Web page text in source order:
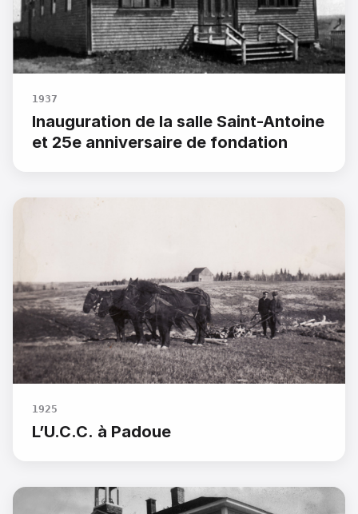
1937
Inauguration de la salle Saint-Antoine
et 25e anniversaire de fondation
1925
L’U.C.C. à Padoue